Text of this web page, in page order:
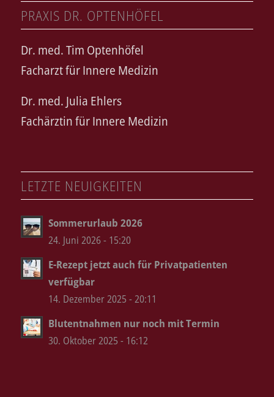
PRAXIS DR. OPTENHÖFEL
Dr. med. Tim Optenhöfel
Facharzt für Innere Medizin
Dr. med. Julia Ehlers
Fachärztin für Innere Medizin
LETZTE NEUIGKEITEN
Sommerurlaub 2026
24. Juni 2026 - 15:20
E-Rezept jetzt auch für Privatpatienten
verfügbar
14. Dezember 2025 - 20:11
Blutentnahmen nur noch mit Termin
30. Oktober 2025 - 16:12